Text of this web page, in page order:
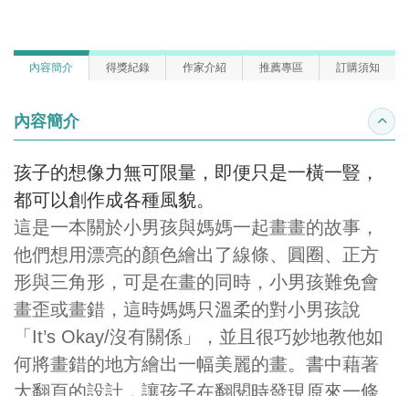
內容簡介 得獎紀錄 作家介紹 推薦專區 訂購須知
內容簡介 收合
孩子的想像力無可限量，即便只是一橫一豎，
都可以創作成各種風貌。
這是一本關於小男孩與媽媽一起畫畫的故事，
他們想用漂亮的顏色繪出了線條、圓圈、正方
形與三角形，可是在畫的同時，小男孩難免會
畫歪或畫錯，這時媽媽只溫柔的對小男孩說
「It’s Okay/沒有關係」，並且很巧妙地教他如
何將畫錯的地方繪出一幅美麗的畫。書中藉著
大翻頁的設計，讓孩子在翻閱時發現原來一條